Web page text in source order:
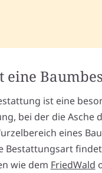
eine
ist eine
bei der die Asche
eines
Bestattungsart
wie dem FriedWald